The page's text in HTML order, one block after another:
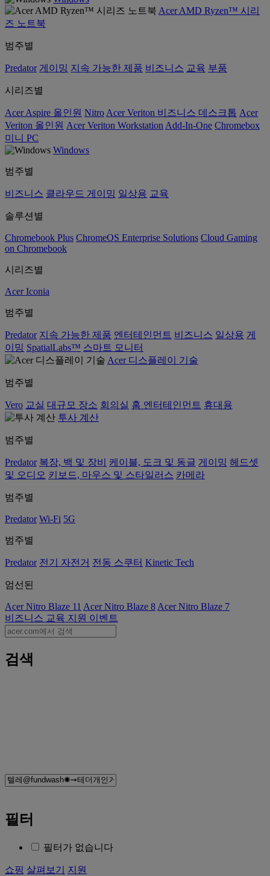
Acer AMD Ryzen™ 시리
즈 노트북
범주별
Predator 게이밍 지속 가능한 제품 비즈니스 교육 부품
시리즈별
Acer Aspire 올인원 Nitro Acer Veriton 비즈니스 데스크톱 Acer
Veriton 올인원 Acer Veriton Workstation Add-In-One Chromebox
미니 PC
Windows
범주별
비즈니스 클라우드 게이밍 일상용 교육
솔루션별
Chromebook Plus ChromeOS Enterprise Solutions Cloud Gaming
on Chromebook
시리즈별
Acer Iconia
범주별
Predator 지속 가능한 제품 엔터테인먼트 비즈니스 일상용 게
이밍 SpatialLabs™ 스마트 모니터
Acer 디스플레이 기술
범주별
Vero 교실 대규모 장소 회의실 홈 엔터테인먼트 휴대용
투사 계산
범주별
Predator 복장, 백 및 장비 케이블, 도크 및 동글 게이밍 헤드셋
및 오디오 키보드, 마우스 및 스타일러스 카메라
범주별
Predator Wi-Fi 5G
범주별
Predator 전기 자전거 전동 스쿠터 Kinetic Tech
엄선된
Acer Nitro Blaze 11 Acer Nitro Blaze 8 Acer Nitro Blaze 7
비즈니스 교육 지원 이벤트
검색
필터
필터가 없습니다
쇼핑 살펴보기
지원